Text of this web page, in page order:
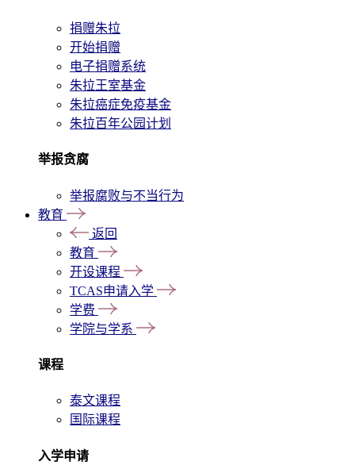
捐赠朱拉
开始捐赠
电子捐赠系统
朱拉王室基金
朱拉癌症免疫基金
朱拉百年公园计划
举报贪腐
举报腐败与不当行为
教育
返回
教育
开设课程
TCAS申请入学
学费
学院与学系
课程
泰文课程
国际课程
入学申请